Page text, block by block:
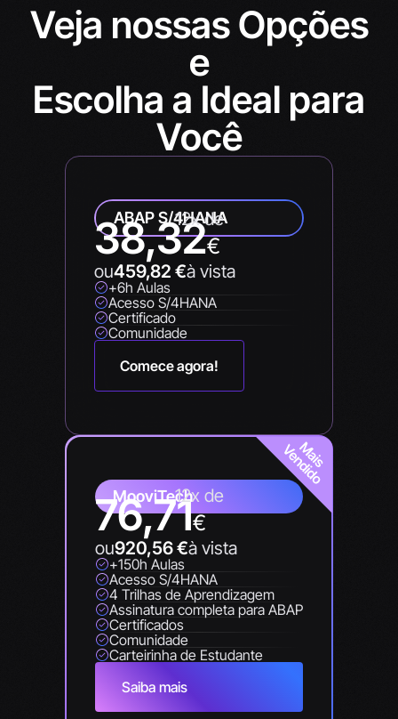
Veja nossas Opções
e
Escolha a Ideal para
Você
ABAP S/4HANA
12x de
38,32€
ou459,82 €à vista
+6h Aulas
Acesso S/4HANA
Certificado
Comunidade
Comece agora!
MooviTech12x de
76,71€
ou920,56€à vista
+150h Aulas​
Acesso S/4HANA
4 Trilhas de Aprendizagem
Assinatura completa para ABAP​
Certificados
Comunidade
Carteirinha de Estudante
Saiba mais